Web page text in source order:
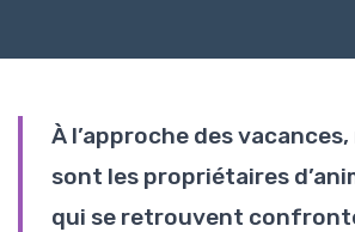
À l’approche des
sont les propriétaires
qui se retrouvent